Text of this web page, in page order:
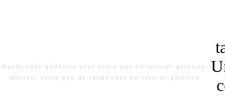
Randonnée pédestre avec trace gps en tarn-et-garonne.
Utiliser votre gps de randonnée en tarn-et-garonne